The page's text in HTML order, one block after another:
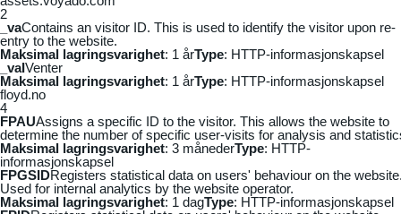
2
_vaContains an visitor ID. This is used to identify the visitor upon re-
entry to the website.
Maksimal lagringsvarighet: 1 årType: HTTP-informasjonskapsel
_vaIVenter
Maksimal lagringsvarighet: 1 årType: HTTP-informasjonskapsel
floyd.no
4
FPAUAssigns a specific ID to the visitor. This allows the website to
determine the number of specific user-visits for analysis and
Maksimal lagringsvarighet: 3 månederType: HTTP-
informasjonskapsel
FPGSIDRegisters statistical data on users' behaviour on the
Used for internal analytics by the website operator.
Maksimal lagringsvarighet: 1 dagType: HTTP-informasjonskapsel